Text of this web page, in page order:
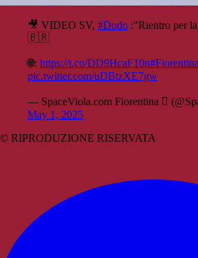
🎥 VIDEO SV, #Dodo :"Rientro per
🇧🇷
🌐: https://t.co/DD9HcaF10n
pic.twitter.com/uDBtzXE7gw
— SpaceViola.com Fiorentina 
May 1, 2025
© RIPRODUZIONE RISERVATA